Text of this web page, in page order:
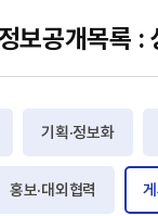
보공개목록 :
기획·정보화
홍보·대외협력